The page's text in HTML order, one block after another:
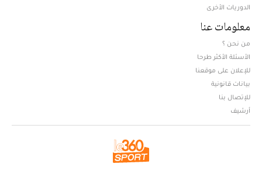
الدوريات الأخرى
معلومات عنا
من نحن ؟
الأسئلة الأكثر طرحا
للإعلان على موقعنا
بيانات قانونية
للإتصال بنا
أرشيف